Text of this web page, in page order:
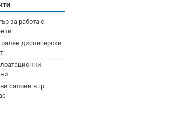
за работа с
диспечерски
салони в гр.